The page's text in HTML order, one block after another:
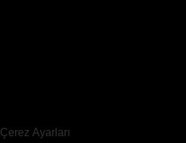
Çerez Ayarları